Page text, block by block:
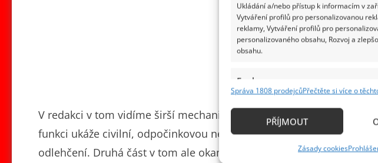
Ukládání a/nebo přístup k informacím v
Vytváření profilů pro personalizovanou
reklamy, Vytváření profilů pro
personalizovaného obsahu, Rozvoj a
obsahu.
Funkce
Identifikace zařízení na základě
základě aktivně požadovaných
Správa 1808 prodejcůPřečtěte si více o
PŘÍJMOUT
Zásady cookies
V redakci v tom vidíme širší mechanismus, který se u političek
funkci ukáže civilní, odpočinkovou nebo upravenější tvář, část
odlehčení. Druhá část v tom ale okamžitě hledá důvod ke